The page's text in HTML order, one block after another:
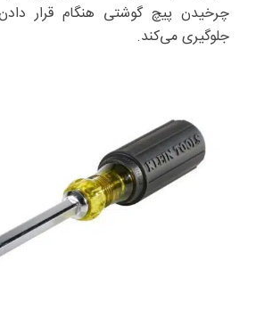
چرخیدن پیچ گوشتی هنگام قرار
جلوگیری می‌کند.